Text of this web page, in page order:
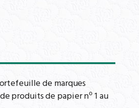
de marques
produits de papier no 1 au